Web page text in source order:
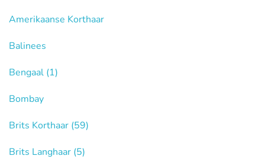
Amerikaanse Korthaar
Balinees
Bengaal (1)
Bombay
Brits Korthaar (59)
Brits Langhaar (5)